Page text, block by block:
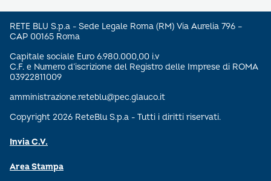
RETE BLU S.p.a - Sede Legale Roma (RM) Via Aurelia 796 –
CAP 00165 Roma
Capitale sociale Euro 6.980.000,00 i.v
C.F. e Numero d’iscrizione del Registro delle Imprese di ROMA
03922811009
amministrazione.reteblu@pec.glauco.it
Copyright 2026 ReteBlu S.p.a - Tutti i diritti riservati.
Invia C.V.
Area Stampa